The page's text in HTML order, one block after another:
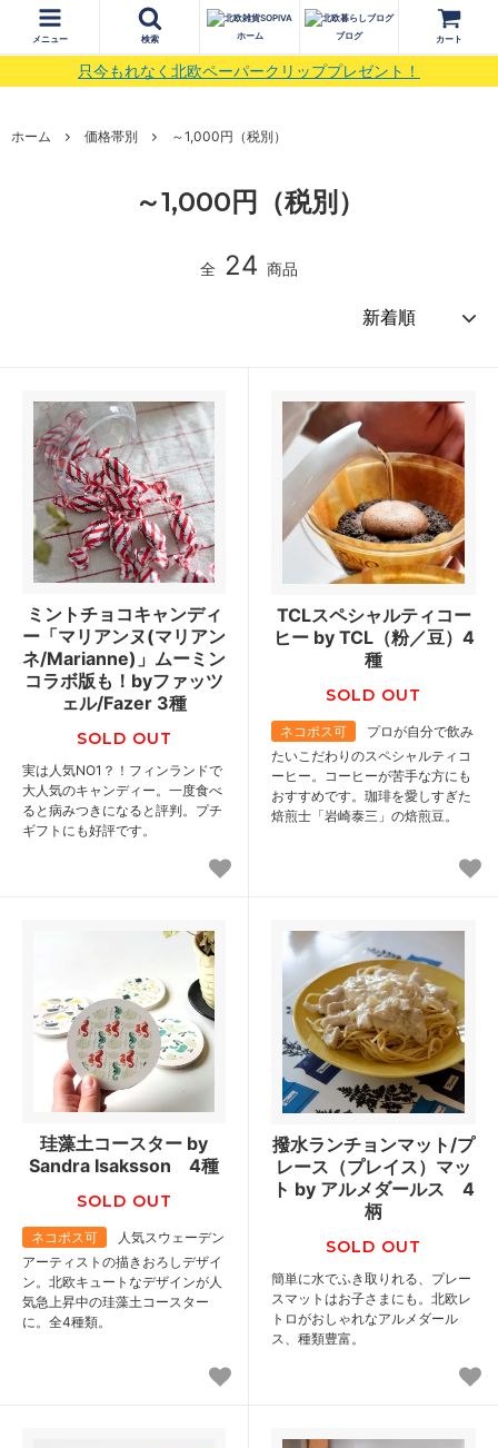
只今もれなく北欧ペーパークリッププレゼント！
メニュー 検索 ホーム ブログ カート
ホーム 価格帯別 ～1,000円（税別）
～1,000円（税別）
全 24 商品
ミントチョコキャンディ
ー「マリアンヌ(マリアン
ネ/Marianne)」ムーミン
コラボ版も！byファッツ
ェル/Fazer 3種
SOLD OUT
実は人気NO1？！フィンランドで
大人気のキャンディー。一度食べ
ると病みつきになると評判。プチ
ギフトにも好評です。
TCLスペシャルティコー
ヒー by TCL（粉／豆）4
種
SOLD OUT
ネコポス可
プロが自分で飲み
たいこだわりのスペシャルティコ
ーヒー。コーヒーが苦手な方にも
おすすめです。珈琲を愛しすぎた
焙煎士「岩崎泰三」の焙煎豆。
珪藻土コースター by
Sandra Isaksson 4種
SOLD OUT
ネコポス可
人気スウェーデン
アーティストの描きおろしデザイ
ン。北欧キュートなデザインが人
気急上昇中の珪藻土コースター
に。全4種類。
撥水ランチョンマット/プ
レース（プレイス）マッ
ト by アルメダールス 4
柄
SOLD OUT
簡単に水でふき取りれる、プレー
スマットはお子さまにも。北欧レ
トロがおしゃれなアルメダール
ス、種類豊富。